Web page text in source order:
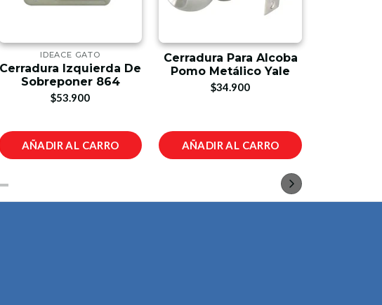
IDEACE GATO
Cerradura Izquierda De
Sobreponer 864
$53.900
AÑADIR AL CARRO
Cerradura Para Alcoba
Pomo Metálico Yale
$34.900
AÑADIR AL CARRO